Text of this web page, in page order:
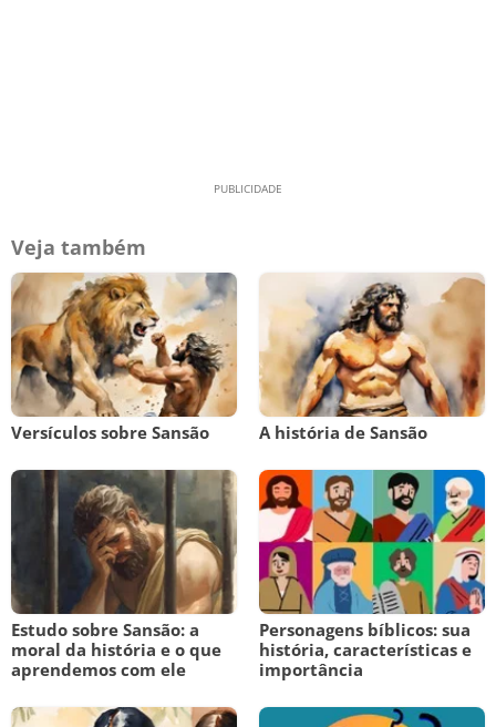
Veja também
Versículos sobre Sansão A história de Sansão
Estudo sobre Sansão: a
moral da história e o que
aprendemos com ele
Personagens bíblicos: sua
história, características e
importância